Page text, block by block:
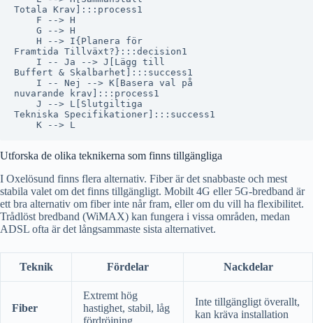
Totala Krav]:::process1
    F --> H
    G --> H
    H --> I{Planera för
Framtida Tillväxt?}:::decision1
    I -- Ja --> J[Lägg till
Buffert & Skalbarhet]:::success1
    I -- Nej --> K[Basera val på
nuvarande krav]:::process1
    J --> L[Slutgiltiga
Tekniska Specifikationer]:::success1
Utforska de olika teknikerna som finns tillgängliga
I Oxelösund finns flera alternativ. Fiber är det snabbaste och mest
stabila valet om det finns tillgängligt. Mobilt 4G eller 5G-bredband är
ett bra alternativ om fiber inte når fram, eller om du vill ha flexibilitet.
Trådlöst bredband (WiMAX) kan fungera i vissa områden, medan
ADSL ofta är det långsammaste sista alternativet.
Teknik Fördelar Nackdelar
Fiber
Extremt hög
hastighet, stabil, låg
Inte tillgängligt överallt,
kan kräva installation